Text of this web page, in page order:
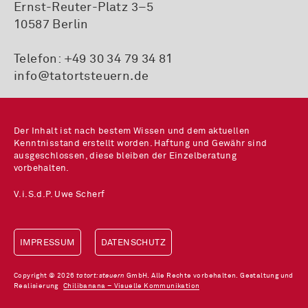
Ernst-Reuter-Platz 3–5
10587 Berlin
Telefon: +49 30 34 79 34 81
info@tatortsteuern.de
Der Inhalt ist nach bestem Wissen und dem aktuellen
Kenntnisstand erstellt worden. Haftung und Gewähr sind
ausgeschlossen, diese bleiben der Einzelberatung
vorbehalten.
V.i.S.d.P. Uwe Scherf
IMPRESSUM DATENSCHUTZ
Copyright © 2026 tatort:steuern GmbH. Alle Rechte vorbehalten. Gestaltung und
RealisierungChilibanana – Visuelle Kommunikation